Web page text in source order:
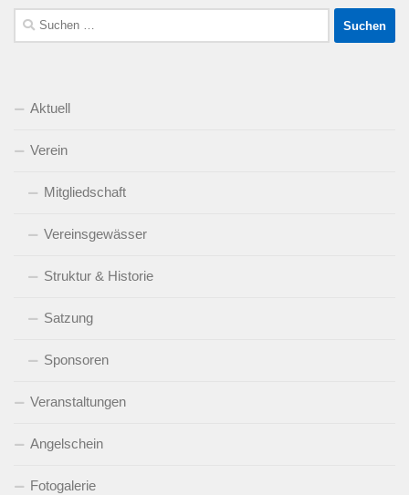
Suchen
nach:
Aktuell
Verein
Mitgliedschaft
Vereinsgewässer
Struktur & Historie
Satzung
Sponsoren
Veranstaltungen
Angelschein
Fotogalerie